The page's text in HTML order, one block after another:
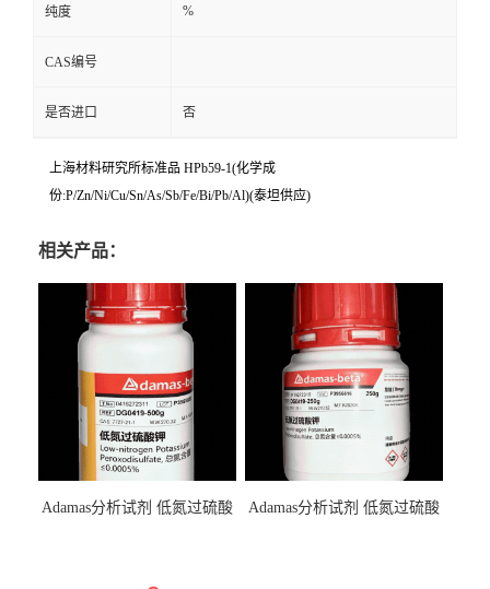
纯度 %
CAS编号
是否进口 否
上海材料研究所标准品 HPb59-1(化学成
份:P/Zn/Ni/Cu/Sn/As/Sb/Fe/Bi/Pb/Al)(泰坦供应)
相关产品：
Adamas分析试剂 低氮过硫酸
Adamas分析试剂 低氮过硫酸